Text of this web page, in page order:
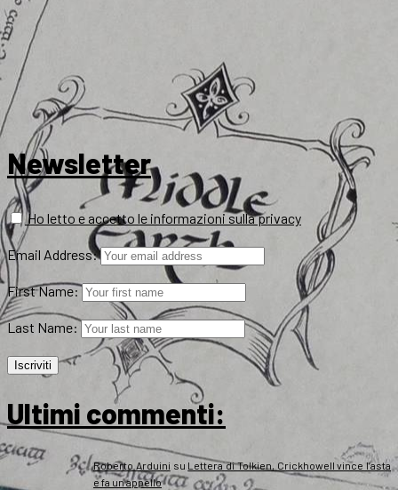
Newsletter
Ho letto e accetto le informazioni sulla privacy
Email Address:
First Name:
Last Name:
Ultimi commenti:
Roberto Arduini su Lettera di Tolkien, Crickhowell vince l’asta
e fa un appello